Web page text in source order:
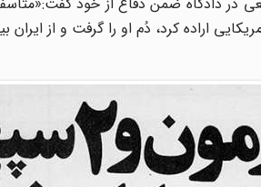
اراده کرد، دُم او را گرفت و از ایران